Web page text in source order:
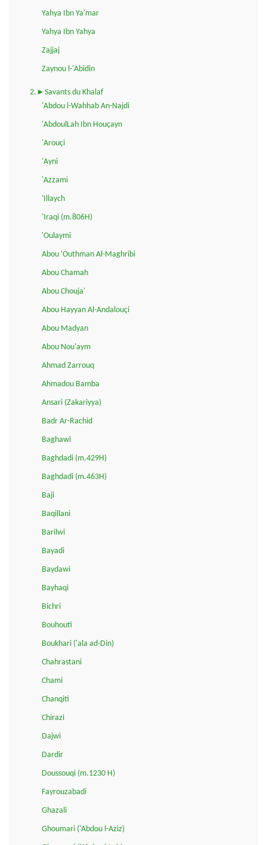
Yahya Ibn Ya'mar
Yahya Ibn Yahya
Zajjaj
Zaynou l-'Abidin
2.►Savants du Khalaf
'Abdou l-Wahhab An-Najdi
'AbdoulLah Ibn Houçayn
'Arouçi
'Ayni
'Azzami
'Illaych
'Iraqi (m.806H)
'Oulaymi
Abou 'Outhman Al-Maghribi
Abou Chamah
Abou Chouja'
Abou Hayyan Al-Andalouçi
Abou Madyan
Abou Nou'aym
Ahmad Zarrouq
Ahmadou Bamba
Ansari (Zakariyya)
Badr Ar-Rachid
Baghawi
Baghdadi (m.429H)
Baghdadi (m.463H)
Baji
Baqillani
Barilwi
Bayadi
Baydawi
Bayhaqi
Bichri
Bouhouti
Boukhari ('ala ad-Din)
Chahrastani
Chami
Chanqiti
Chirazi
Dajwi
Dardir
Doussouqi (m.1230 H)
Fayrouzabadi
Ghazali
Ghoumari ('Abdou l-Aziz)